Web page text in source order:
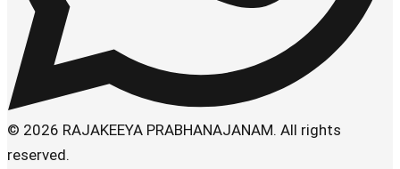
© 2026 RAJAKEEYA PRABHANAJANAM. All rights
reserved.